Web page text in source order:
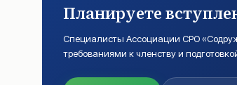
Планируете
Специалисты Ассоциации СРО
требованиями к членству и